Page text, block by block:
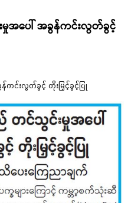
အပေါ် အခွန်ကင်းလွတ်ခွင့်
င်းလွတ်ခွင့် တိုးမြှင့်ခွင့်ပြု